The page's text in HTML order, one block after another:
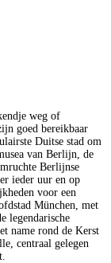
weg of
goed bereikbaar
Duitse stad om
van Berlijn, de
Berlijnse
ieder uur en op
voor een
München, met
legendarische
name rond de Kerst
centraal gelegen